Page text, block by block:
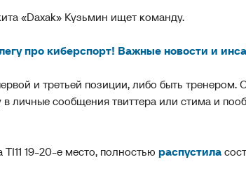
«Daxak» Кузьмин ищет команду.
про киберспорт! Важные новости и
и третьей позиции, либо быть тренером.
личные сообщения твиттера или стима и
19-20-е место, полностью распустила